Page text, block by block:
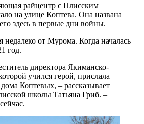
райцентр с Плисским
на улице Коптева. Она названа
здесь в первые дни войны.
недалеко от Мурома. Когда началась
год.
директора Якиманско-
учился герой, прислала
Коптевых, – рассказывает
школы Татьяна Гриб. –